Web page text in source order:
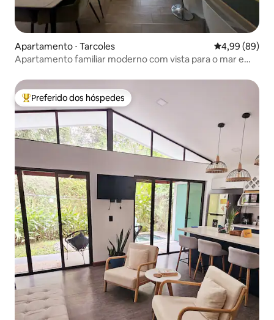
Apartamento ⋅ Tarcoles 4,99 de uma
4,99 (89)
Apartamento familiar moderno com vista para o mar e
Entre os melhores preferidos dos hóspedes
Preferido dos hóspedes